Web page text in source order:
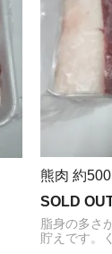
熊肉 約500
SOLD
脂身の多さ
貯えです。